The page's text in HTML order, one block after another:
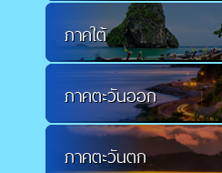
ภาคใต้
ภาคตะวันออก
ภาคตะวันตก